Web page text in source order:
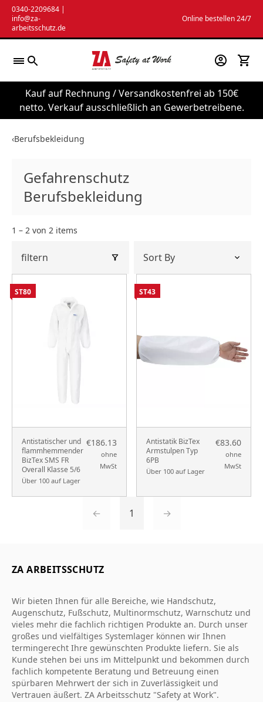
Zum
Inhalt
springen
0340-2209684 |
info@za-
arbeitsschutz.de
Online bestellen 24/7
Kauf auf Rechnung / Versandkostenfrei ab 150€
netto. Verkauf ausschließlich an Gewerbetreibene.
‹Berufsbekleidung
Gefahrenschutz
Berufsbekleidung
1 – 2 von 2 items
filtern
Antistatischer und
flammhemmender
BizTex SMS FR
Overall Klasse 5/6
Über 100 auf Lager
€186.13
ohne
MwSt
ST80
Antistatik BizTex
Armstulpen Typ
6PB
Über 100 auf Lager
€83.60
ohne
MwSt
ST43
← 1 →
ZA ARBEITSSCHUTZ
Wir bieten Ihnen für alle Bereiche, wie Handschutz,
Augenschutz, Fußschutz, Multinormschutz, Warnschutz und
vieles mehr die fachlich richtigen Produkte an. Durch unser
großes und vielfältiges Systemlager können wir Ihnen
termingerecht Ihre gewünschten Produkte liefern. Sie als
Kunde stehen bei uns im Mittelpunkt und bekommen durch
fachlich kompetente Beratung und Betreuung einen
spürbaren Mehrwert der sich in Zuverlässigkeit und
Vertrauen äußert. ZA Arbeitsschutz "Safety at Work".